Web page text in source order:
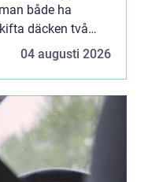
både ha
däcken två
inget däck som
04 augusti 2026